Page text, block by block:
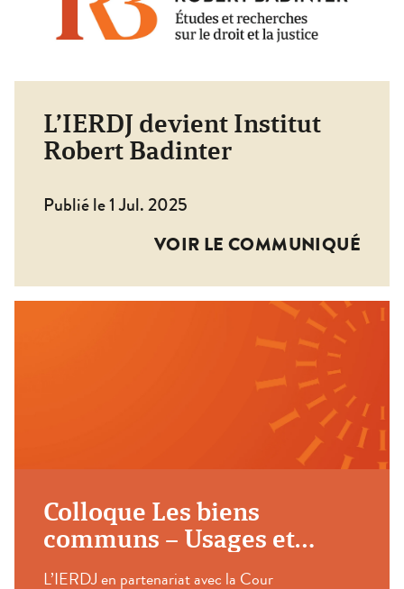
L’IERDJ devient Institut
Robert Badinter
Publié le 1 Jul. 2025
VOIR LE COMMUNIQUÉ
Colloque Les biens
communs – Usages et
protection : regards
L’IERDJ en partenariat avec la Cour